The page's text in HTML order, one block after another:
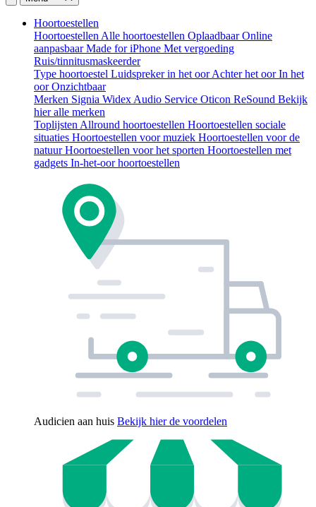
Hoortoestellen
Hoortoestellen Alle hoortoestellen OplaadbaarOnline
aanpasbaarMade for iPhone Met vergoeding
Ruis/tinnitusmaskeerder
Type hoortoestel Luidspreker in het oorAchter het oorIn het
oorOnzichtbaar
Merken Signia Widex Audio Service Oticon ReSound Bekijk
hier alle merken
Toplijsten Allround hoortoestellen Hoortoestellen sociale
situaties Hoortoestellen voor muziek Hoortoestellen voor de
natuurHoortoestellen voor het sporten Hoortoestellen met
gadgets In-het-oor hoortoestellen
Audicien aan huis Bekijk hier de voordelen